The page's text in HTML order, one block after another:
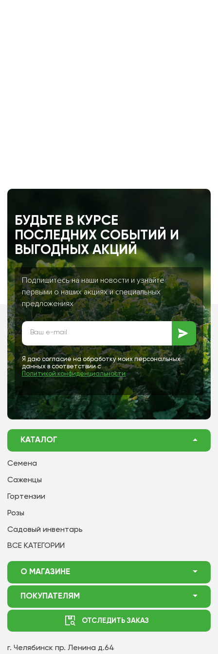
БУДЬТЕ В КУРСЕ
ПОСЛЕДНИХ СОБЫТИЙ И
ВЫГОДНЫХ АКЦИЙ
Подпишитесь на наши новости и узнайте
первыми о наших акциях и специальных
предложениях
Я даю согласие на обработку моих персональных
данных в соответствии с
Политикой конфиденциальности
КАТАЛОГ
Семена
Саженцы
Гортензии
Розы
Садовый инвентарь
ВСЕ КАТЕГОРИИ
О МАГАЗИНЕ
О нас
Акции
ПОКУПАТЕЛЯМ
Как оформить заказ
Статьи садоводу
Оптовым покупателям
ОТСЛЕДИТЬ ЗАКАЗ
г. Челябинск пр. Ленина д.64